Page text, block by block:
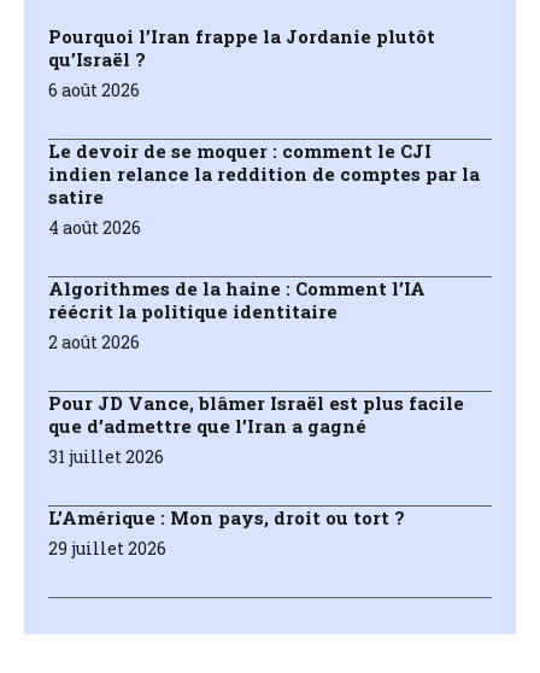
Pourquoi l’Iran frappe la Jordanie plutôt
qu’Israël ?
6 août 2026
Le devoir de se moquer : comment le CJI
indien relance la reddition de comptes par la
satire
4 août 2026
Algorithmes de la haine : Comment l’IA
réécrit la politique identitaire
2 août 2026
Pour JD Vance, blâmer Israël est plus facile
que d’admettre que l’Iran a gagné
31 juillet 2026
L’Amérique : Mon pays, droit ou tort ?
29 juillet 2026